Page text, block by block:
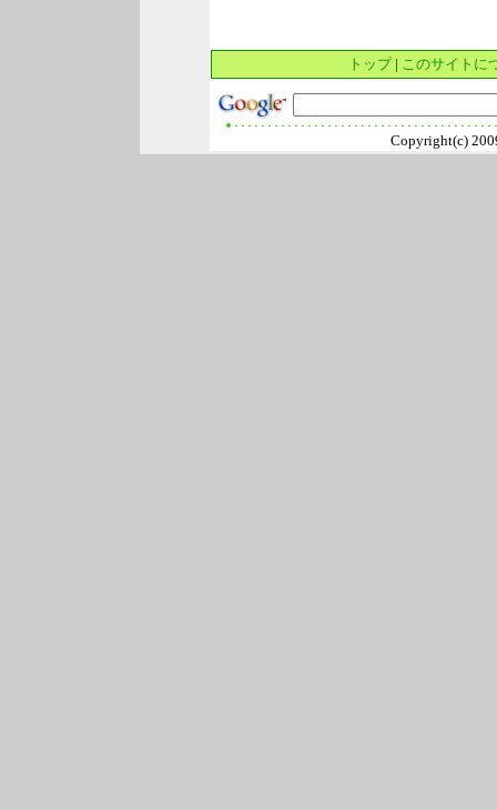
トップ| このサイトに
Copyright(c)